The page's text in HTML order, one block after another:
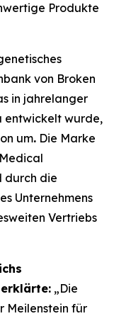
Produkte
von Broken
in jahrelanger
entwickelt wurde,
um. Die Marke
durch die
Unternehmens
Vertriebs
„Die
Meilenstein für